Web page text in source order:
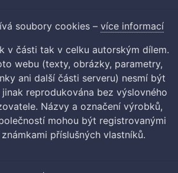
soubory cookies – více informací
v části tak v celku autorským dílem.
webu (texty, obrázky, parametry,
ani další části serveru) nesmí být
reprodukována bez výslovného
Názvy a označení výrobků,
mohou být registrovanými
příslušných vlastníků.